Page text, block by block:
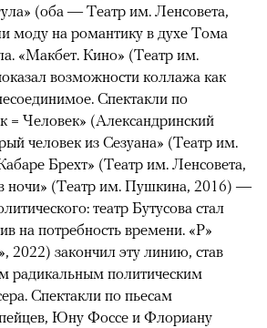
(оба — Театр им. Ленсовета,
моду на романтику в духе Тома
«Макбет. Кино» (Театр им.
возможности коллажа как
Спектакли по
= Человек» (Александринский
человек из Сезуана» (Театр им.
Брехт» (Театр им. Ленсовета,
ночи» (Театр им. Пушкина, 2016) —
театр Бутусова стал
на потребность времени. «Р»
2022) закончил эту линию, став
радикальным политическим
Спектакли по пьесам
Юну Фоссе и Флориану